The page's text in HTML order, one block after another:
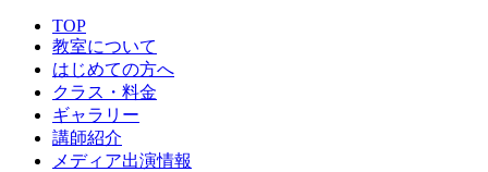
TOP
教室について
はじめての方へ
クラス・料金
ギャラリー
講師紹介
メディア出演情報